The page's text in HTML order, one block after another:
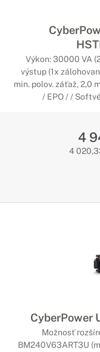
k dispozícii možnosť
vymeniteľné
Rozšírenie
CyberPower
Bezstarostné
Predĺžte si záruku
požadované
spoločnosti
Výkon: 30000 VA
výstup (1x
min. polov. záťaž, 2,0
/ EPO / /
4
4
CyberPower
Možnosť
BM240V63ART3U